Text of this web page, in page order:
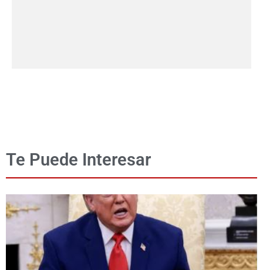
Te Puede Interesar